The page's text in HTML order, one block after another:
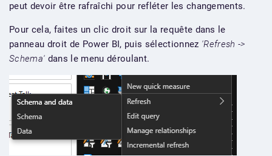
peut devoir être rafraîchi pour refléter les changements.
Pour cela, faites un clic droit sur la requête dans le
panneau droit de Power BI, puis sélectionnez 'Refresh ->
Schema' dans le menu déroulant.